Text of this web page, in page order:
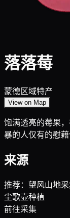
落落莓
蒙德区域特产
View on Map
饱满透亮的莓果
暴的人仅有的慰
来源
推荐：望风山地
尘歌壶种植
前往采集